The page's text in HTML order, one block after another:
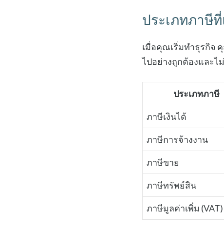
ประเภทภาษี
เมื่อคุณเริ่มทำธุรกิจ
ไปอย่างถูกต้องและ
ประเภทภาษี
ภาษีเงินได้
ภาษีการจ้างงาน
ภาษีขาย
ภาษีทรัพย์สิน
ภาษีมูลค่าเพิ่ม (VAT)